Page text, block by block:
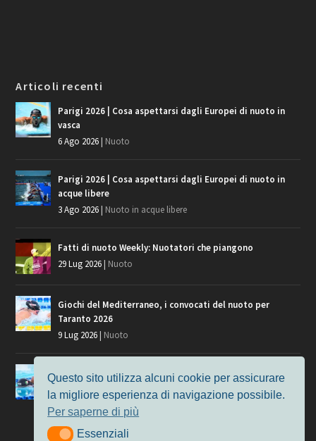
Articoli recenti
Parigi 2026 | Cosa aspettarsi dagli Europei di nuoto in
vasca
6 Ago 2026| Nuoto
Parigi 2026 | Cosa aspettarsi dagli Europei di nuoto in
acque libere
3 Ago 2026| Nuoto in acque libere
Fatti di nuoto Weekly: Nuotatori che piangono
29 Lug 2026| Nuoto
Giochi del Mediterraneo, i convocati del nuoto per
Taranto 2026
9 Lug 2026| Nuoto
Europei di Nuoto Parigi 2026: fra veterani e giovani, chi
7 Lug 2026
Nuoto
Questo sito utilizza alcuni cookie per assicurare
la migliore esperienza di navigazione possibile.
Per saperne di più
EssenzialiEssenziali